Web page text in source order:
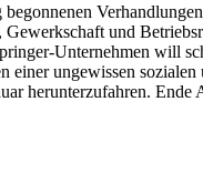
und
Unternehmen will
einer ungewissen
herunterzufahren.